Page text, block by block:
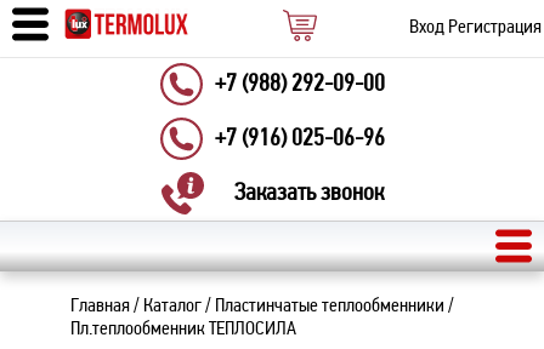
Вход Регистрация
+7 (988) 292-09-00
+7 (916) 025-06-96
Заказать звонок
Главная/ Каталог/ Пластинчатые теплообменники /
Пл.теплообменник ТЕПЛОСИЛА